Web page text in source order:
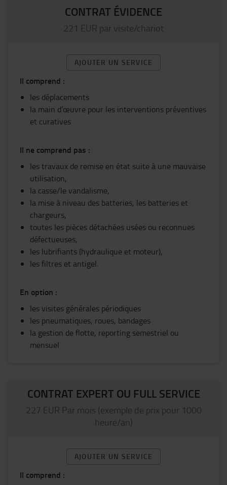
CONTRAT ÉVIDENCE
221 EUR par visite/chariot
AJOUTER UN SERVICE
Il comprend :
les déplacements
la main d’œuvre pour les interventions préventives
et curatives
Il ne comprend pas :
les travaux de remise en état suite à une mauvaise
utilisation,
la casse/le vandalisme,
la mise à niveau des batteries, les batteries et
chargeurs,
toutes les pièces détachées usées ou reconnues
défectueuses,
les lubrifiants (hydraulique et moteur),
les filtres et antigel.
En option :
les visites générales périodiques
les pneumatiques, roues, bandages
la gestion de flotte, reporting semestriel ou
mensuel
CONTRAT EXPERT OU FULL SERVICE
227 EUR Par mois (exemple de prix pour 1000
heure/an)
AJOUTER UN SERVICE
Il comprend :